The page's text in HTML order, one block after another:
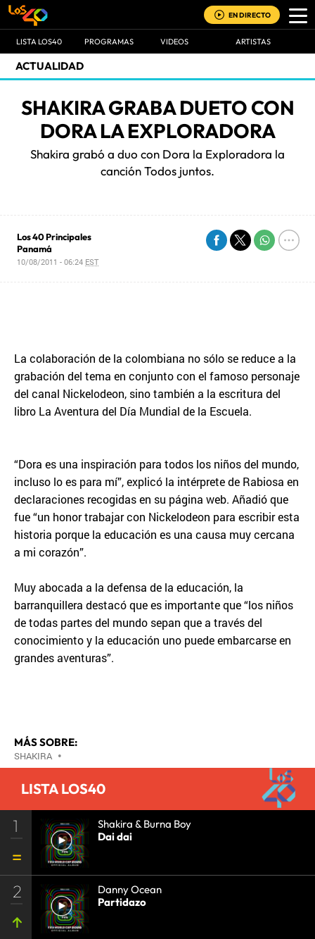
EN DIRECTO
LISTA LOS40 PROGRAMAS VIDEOS ARTISTAS
ACTUALIDAD
SHAKIRA GRABA DUETO CON
DORA LA EXPLORADORA
Shakira grabó a duo con Dora la Exploradora la
canción Todos juntos.
Los 40 Principales
Panamá
10/08/2011 - 06:24 EST
La colaboración de la colombiana no sólo se reduce a la
grabación del tema en conjunto con el famoso personaje
del canal Nickelodeon, sino también a la escritura del
libro La Aventura del Día Mundial de la Escuela.
“Dora es una inspiración para todos los niños del mundo,
incluso lo es para mí”, explicó la intérprete de Rabiosa en
declaraciones recogidas en su página web. Añadió que
fue “un honor trabajar con Nickelodeon para escribir esta
historia porque la educación es una causa muy cercana
a mi corazón”.
Muy abocada a la defensa de la educación, la
barranquillera destacó que es importante que “los niños
de todas partes del mundo sepan que a través del
conocimiento y la educación uno puede embarcarse en
grandes aventuras”.
MÁS SOBRE:
SHAKIRA •
LISTA LOS40
1
Shakira & Burna Boy
Dai dai
2
Danny Ocean
Partidazo